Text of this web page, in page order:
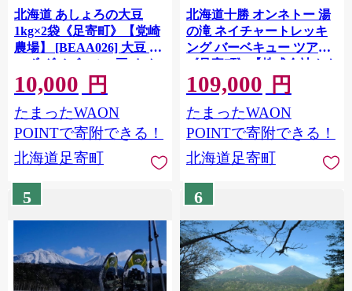
北海道 あしょろの大豆
1kg×2袋《足寄町》【党崎
農場】 [BEAA026] 大豆 だ
いず ダイズ daizu 豆 まめ
マメ 和食 煮豆 スープ 煮物
健康 足寄町産 北海道産 道
産 寒冷地 足寄町 北海道 節
分 10000 10000円
10,000 円
たまったWAON
POINTで寄附できる！
北海道足寄町
北海道十勝 オンネトー 湯
の滝 ネイチャートレッキ
ング バーベキュー ツアー
《足寄町》【株式会社クナ
ウパブリッシング】北海道
旅行 体験 アウトドア ネイ
チャートレッキング バー
ベキュー オンネトー
109,000 円
たまったWAON
POINTで寄附できる！
北海道足寄町
5 6